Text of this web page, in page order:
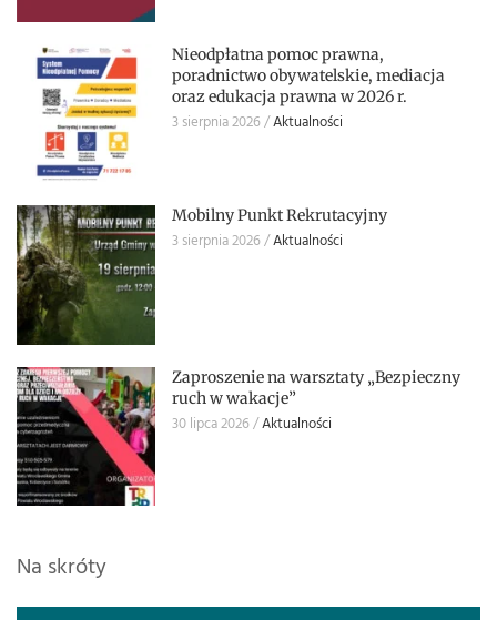
Nieodpłatna pomoc prawna,
poradnictwo obywatelskie, mediacja
oraz edukacja prawna w 2026 r.
3 sierpnia 2026 Aktualności
Mobilny Punkt Rekrutacyjny
3 sierpnia 2026 Aktualności
Zaproszenie na warsztaty „Bezpieczny
ruch w wakacje”
30 lipca 2026 Aktualności
Na skróty